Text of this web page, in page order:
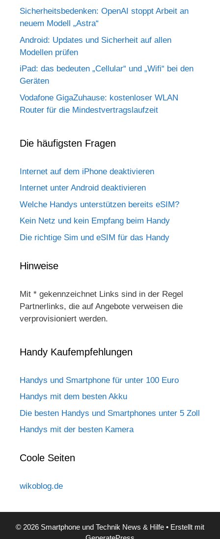
Sicherheitsbedenken: OpenAI stoppt Arbeit an
neuem Modell „Astra“
Android: Updates und Sicherheit auf allen
Modellen prüfen
iPad: das bedeuten „Cellular“ und „Wifi“ bei den
Geräten
Vodafone GigaZuhause: kostenloser WLAN
Router für die Mindestvertragslaufzeit
Die häufigsten Fragen
Internet auf dem iPhone deaktivieren
Internet unter Android deaktivieren
Welche Handys unterstützen bereits eSIM?
Kein Netz und kein Empfang beim Handy
Die richtige Sim und eSIM für das Handy
Hinweise
Mit * gekennzeichnet Links sind in der Regel
Partnerlinks, die auf Angebote verweisen die
verprovisioniert werden.
Handy Kaufempfehlungen
Handys und Smartphone für unter 100 Euro
Handys mit dem besten Akku
Die besten Handys und Smartphones unter 5 Zoll
Handys mit der besten Kamera
Coole Seiten
wikoblog.de
© 2026 Smartphone und Technik News & Hilfe • Erstellt mit